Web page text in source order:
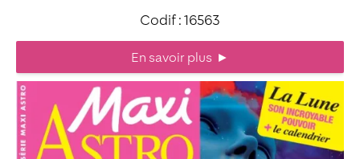
Codif : 16563
En savoir plus ►